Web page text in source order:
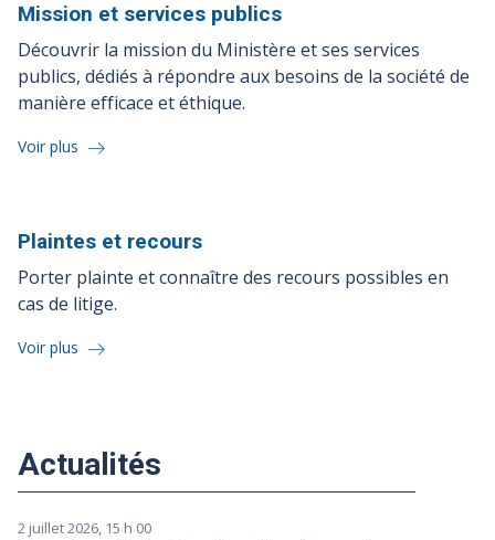
Mission et services publics
Découvrir la mission du Ministère et ses services
publics, dédiés à répondre aux besoins de la société de
manière efficace et éthique.
Voir plus
Plaintes et recours
Porter plainte et connaître des recours possibles en
cas de litige.
Voir plus
Actualités
2 juillet 2026, 15 h 00